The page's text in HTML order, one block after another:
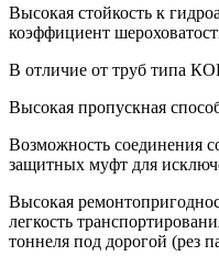
Высокая стойкость к
коэффициент
В отличие от труб типа
Высокая пропускная
Возможность соединения
защитных муфт для
Высокая
легкость
тоннеля под дорогой (рез